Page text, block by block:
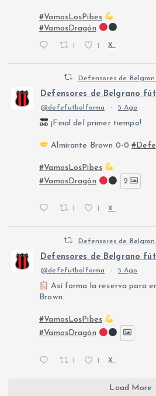
#VamosLosPibes
#VamosDragón
1 1 X
Defensores de
Defensores de Belgrano
@defefutbolforma · 5 Ago
¡Final del primer tiempo!
Almirante Brown 0-0#Defe
#VamosLosPibes
#VamosDragón
2
X
Defensores de
Defensores de Belgrano
@defefutbolforma · 5 Ago
Así forma la reserva para
Brown.
#VamosLosPibes
#VamosDragón
1 1 X
Load More